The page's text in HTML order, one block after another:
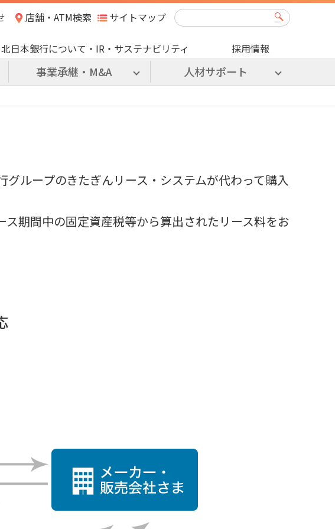
店舗・ATM検索 サイトマップ
事業承継・M&A 人材サポート
北日本銀行について・IR・サステナビリティ 採用情報
ループのきたぎんリース・システムが代わって購入
期間中の固定資産税等から算出されたリース料をお